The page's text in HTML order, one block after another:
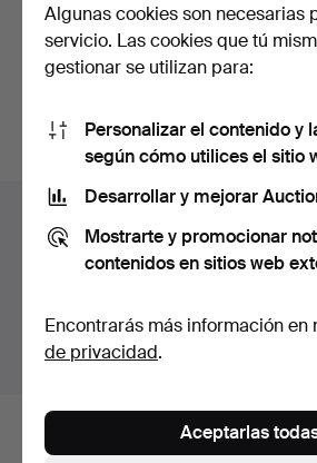
subastas concluidas.
Estás viendo únicamente los lotes
para todas nuestras piezas.
Mostrar lotes fuera de Suecia
Algunas cookies son necesarias
servicio. Las cookies que tú
gestionar se utilizan para:
Personalizar el contenido y
según cómo utilices el sitio
Desarrollar y mejorar
Mostrarte y promocionar
contenidos en sitios web
Encontrarás más información en
de privacidad.
Aceptarlas